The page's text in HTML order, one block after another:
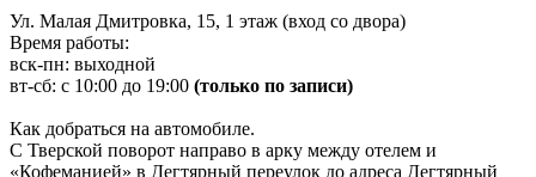
Ул. Малая Дмитровка, 15, 1 этаж (вход со двора)
Время работы:
вск-пн: выходной
вт-сб: с 10:00 до 19:00 (только по записи)
Как добраться на автомобиле.
С Тверской поворот направо в арку между отелем и
«Кофеманией» в Дегтярный переулок до адреса Дегтярный